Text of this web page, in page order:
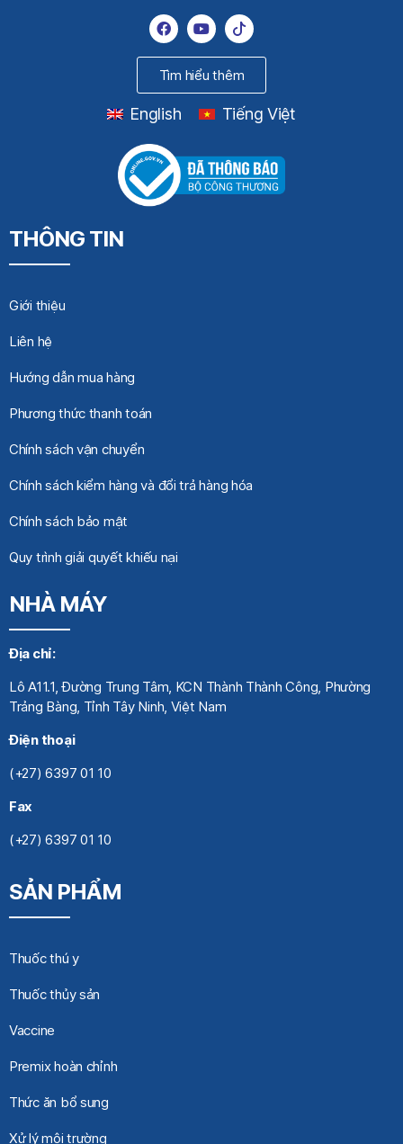
Tìm hiểu thêm
English Tiếng Việt
THÔNG TIN
Giới thiệu
Liên hệ
Hướng dẫn mua hàng
Phương thức thanh toán
Chính sách vận chuyển
Chính sách kiểm hàng và đổi trả hàng hóa
Chính sách bảo mật
Quy trình giải quyết khiếu nại
NHÀ MÁY
Địa chỉ:
Lô A11.1, Đường Trung Tâm, KCN Thành Thành Công, Phường
Trảng Bàng, Tỉnh Tây Ninh, Việt Nam
Điện thoại
(+27) 6397 01 10
Fax
(+27) 6397 01 10
SẢN PHẨM
Thuốc thú y
Thuốc thủy sản
Vaccine
Premix hoàn chỉnh
Thức ăn bổ sung
Xử lý môi trường